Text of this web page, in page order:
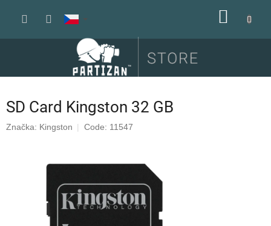
SD Card Kingston 32 GB
Značka: Kingston Code: 11547